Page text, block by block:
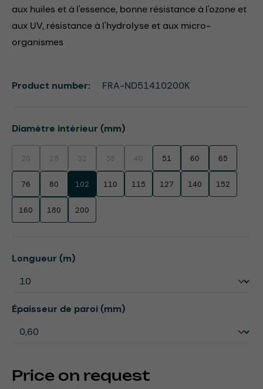
aux huiles et à l'essence, bonne résistance à l'ozone et
aux UV, résistance à l'hydrolyse et aux micro-
organismes
Price on request
Select
Diamètre intérieur (mm)
20(This option is currently unavailable.)
25(This option is currently unavailable.)
32(This option is currently unavailable.)
38(This option is currently unavailable.)
40(This option is currently unavailable.)
51 60 65
76 80 102 110 115 127 140 152
160 180 200
Select
Longueur (m)
Select
Épaisseur de paroi (mm)
Product number: FRA-ND51410200K